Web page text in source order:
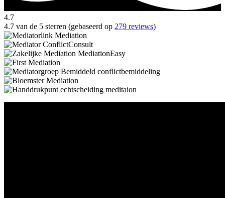
4.7
4.7 van de 5 sterren (gebaseerd op 279 reviews)